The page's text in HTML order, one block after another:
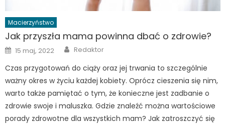
Macierzyństwo
Jak przyszła mama powinna dbać o zdrowie?
Posted
on
15 maj, 2022 Author
Redaktor
Czas przygotowań do ciąży oraz jej trwania to szczególnie
ważny okres w życiu każdej kobiety. Oprócz cieszenia się nim,
warto także pamiętać o tym, że konieczne jest zadbanie o
zdrowie swoje i maluszka. Gdzie znaleźć można wartościowe
porady zdrowotne dla wszystkich mam? Jak zatroszczyć się